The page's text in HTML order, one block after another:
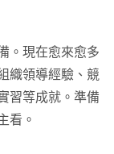
。現在愈來愈多
織領導經驗、競
習等成就。準備
看。